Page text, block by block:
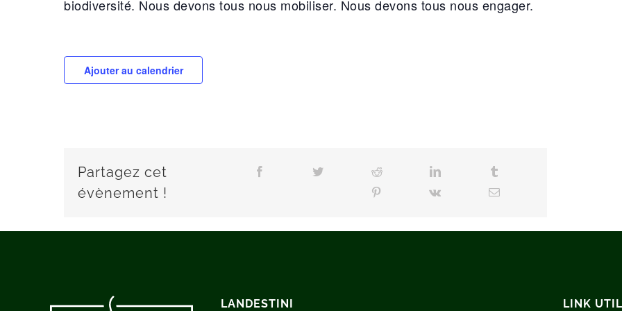
biodiversité. Nous devons tous nous mobiliser. Nous devons tous nous engager.
Ajouter au calendrier
Partagez cet
évènement !
Facebook Twitter Reddit LinkedIn
Pinterest
LANDESTINI LINK